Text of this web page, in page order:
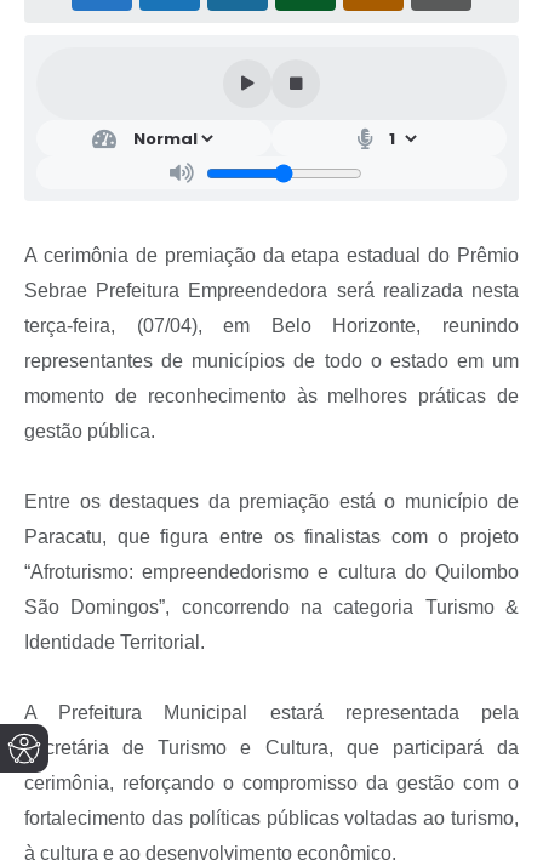
A cerimônia de premiação da etapa estadual do Prêmio
Sebrae Prefeitura Empreendedora será realizada nesta
terça-feira, (07/04), em Belo Horizonte, reunindo
representantes de municípios de todo o estado em um
momento de reconhecimento às melhores práticas de
gestão pública.
Entre os destaques da premiação está o município de
Paracatu, que figura entre os finalistas com o projeto
“Afroturismo: empreendedorismo e cultura do Quilombo
São Domingos”, concorrendo na categoria Turismo &
Identidade Territorial.
A Prefeitura Municipal estará representada pela
secretária de Turismo e Cultura, que participará da
cerimônia, reforçando o compromisso da gestão com o
fortalecimento das políticas públicas voltadas ao turismo,
à cultura e ao desenvolvimento econômico.